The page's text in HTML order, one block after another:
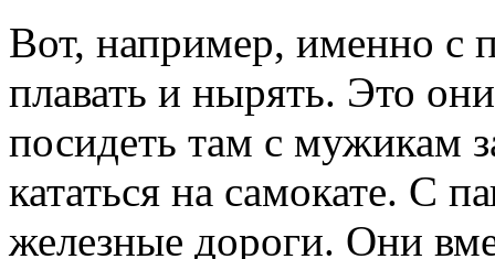
Вот, например, именно с
плавать и нырять. Это
посидеть там с мужикам
кататься на самокате. С
железные дороги. Они